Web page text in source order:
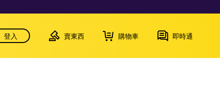
登入 賣東西 購物車 即時通